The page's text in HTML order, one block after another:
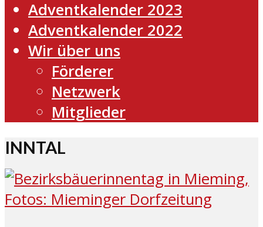
Adventkalender 2023
Adventkalender 2022
Wir über uns
Förderer
Netzwerk
Mitglieder
INNTAL